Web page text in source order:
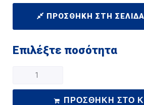
ΠΡΟΣΘΉΚΗ ΣΤΗ
Επιλέξτε ποσότητα
ΠΡΟΣΘΉΚΗ ΣΤΟ